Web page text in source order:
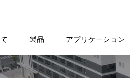
製品 アプリケーション